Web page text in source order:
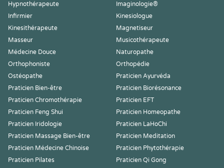
Hypnothérapeute
Imaginologie®
Infirmier
Kinesiologue
Kinesithérapeute
Magnetiseur
Masseur
Musicothérapeute
Médecine Douce
Naturopathe
Orthophoniste
Orthopédie
Ostéopathe
Praticien Ayurvéda
Praticien Bien-être
Praticien Biorésonance
Praticien Chromothérapie
Praticien EFT
Praticien Feng Shui
Praticien Homeopathe
Praticien Iridologie
Praticien LaHoChi
Praticien Massage Bien-être
Praticien Meditation
Praticien Médecine Chinoise
Praticien Phytothérapie
Praticien Pilates
Praticien Qi Gong